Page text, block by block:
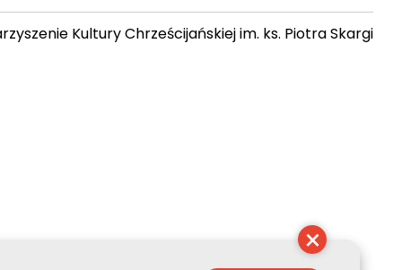
Kultury Chrześcijańskiej im. ks. Piotra Skargi
×